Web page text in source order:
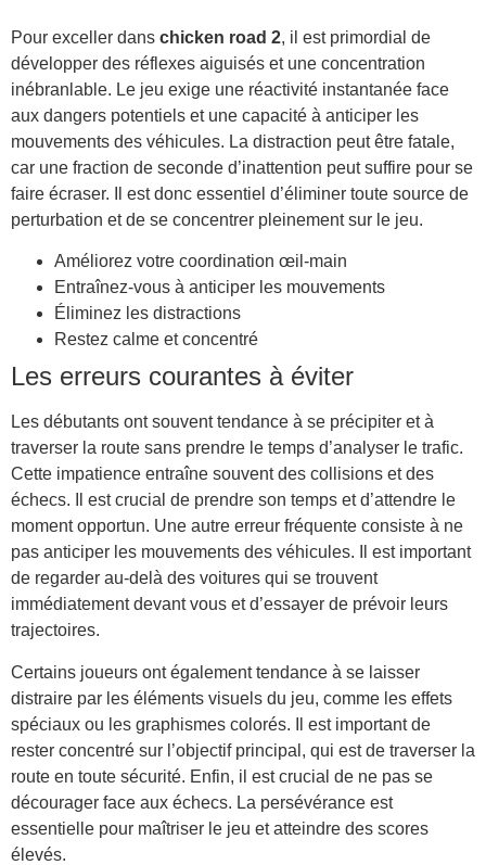
Pour exceller dans chicken road 2, il est primordial de
développer des réflexes aiguisés et une concentration
inébranlable. Le jeu exige une réactivité instantanée face
aux dangers potentiels et une capacité à anticiper les
mouvements des véhicules. La distraction peut être fatale,
car une fraction de seconde d’inattention peut suffire pour se
faire écraser. Il est donc essentiel d’éliminer toute source de
perturbation et de se concentrer pleinement sur le jeu.
Améliorez votre coordination œil-main
Entraînez-vous à anticiper les mouvements
Éliminez les distractions
Restez calme et concentré
Les erreurs courantes à éviter
Les débutants ont souvent tendance à se précipiter et à
traverser la route sans prendre le temps d’analyser le trafic.
Cette impatience entraîne souvent des collisions et des
échecs. Il est crucial de prendre son temps et d’attendre le
moment opportun. Une autre erreur fréquente consiste à ne
pas anticiper les mouvements des véhicules. Il est important
de regarder au-delà des voitures qui se trouvent
immédiatement devant vous et d’essayer de prévoir leurs
trajectoires.
Certains joueurs ont également tendance à se laisser
distraire par les éléments visuels du jeu, comme les effets
spéciaux ou les graphismes colorés. Il est important de
rester concentré sur l’objectif principal, qui est de traverser la
route en toute sécurité. Enfin, il est crucial de ne pas se
décourager face aux échecs. La persévérance est
essentielle pour maîtriser le jeu et atteindre des scores
élevés.